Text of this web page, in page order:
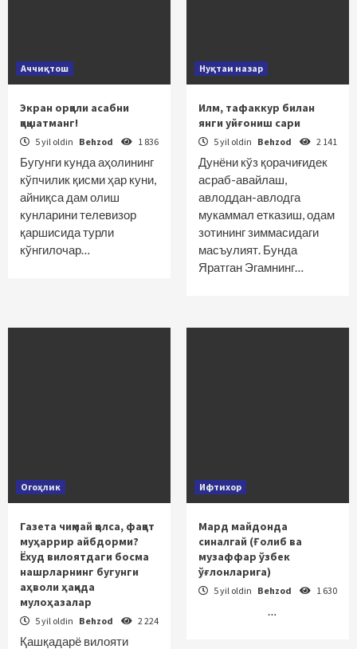
Аччиқтош
Экран орқали асабни
қақшатманг!
5 yil oldin Behzod 1 836
Бугунги кунда аҳолининг
кўпчилик қисми ҳар куни,
айниқса дам олиш
кунларини телевизор
қаршисида турли
кўнгилочар…
Нуқтаи назар
Илм, тафаккур билан
янги уйғониш сари
5 yil oldin Behzod 2 141
Дунёни кўз қорачиғидек
асраб-авайлаш,
авлоддан-авлодга
мукаммал етказиш, одам
зотининг зиммасидаги
масъулият. Бунда
Яратган Эгамнинг…
Огоҳлик
Газета чиқмай қолса, фақат
муҳаррир айбдорми?
Ёхуд вилоятдаги босма
нашрларнинг бугунги
аҳволи ҳақида
мулоҳазалар
5 yil oldin Behzod 2 224
Қашқадарё вилояти
Ифтихор
Мард майдонда
синалгай (Ғолиб ва
музаффар ўзбек
ўғлонларига)
5 yil oldin Behzod 1 630
…